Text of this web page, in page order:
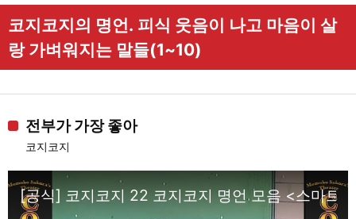
코지코지의 명언. 피식 웃음이 나고 마음이 살
랑 가벼워지는 말들(1~10)
전부가 가장 좋아
코지코지
[공식] 코지코지 22 코지코지 명언 모음 <스마트